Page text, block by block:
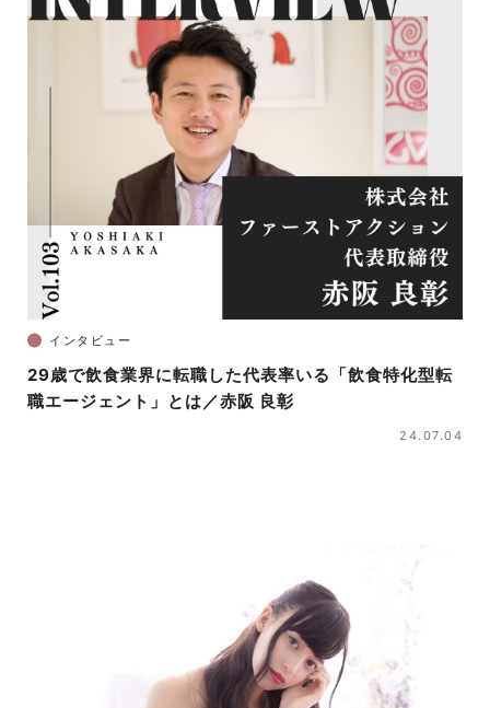
インタビュー
29歳で飲食業界に転職した代表率いる「飲食特化型転
職エージェント」とは／赤阪 良彰
24.07.04